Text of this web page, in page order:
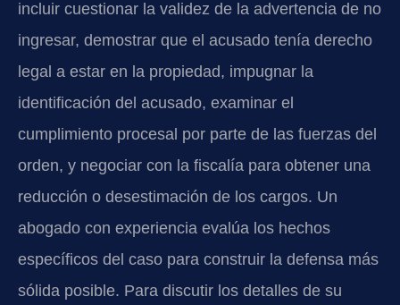
incluir cuestionar la validez de la advertencia de no
ingresar, demostrar que el acusado tenía derecho
legal a estar en la propiedad, impugnar la
identificación del acusado, examinar el
cumplimiento procesal por parte de las fuerzas del
orden, y negociar con la fiscalía para obtener una
reducción o desestimación de los cargos. Un
abogado con experiencia evalúa los hechos
específicos del caso para construir la defensa más
sólida posible. Para discutir los detalles de su